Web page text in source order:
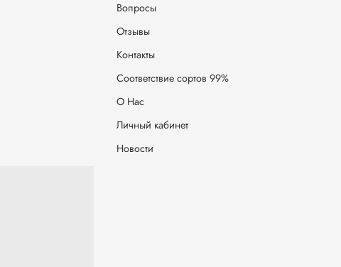
Вопросы
Отзывы
Контакты
Соответствие сортов 99%
О Нас
Личный кабинет
Новости